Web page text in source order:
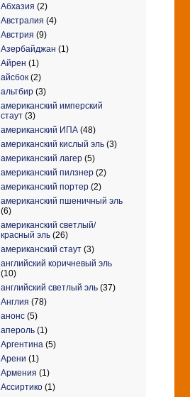
Абхазия (2)
Австралия (4)
Австрия (9)
Азербайджан (1)
Айрен (1)
айсбок (2)
альтбир (3)
американский имперский
стаут (3)
американский ИПА (48)
американский кислый эль (3)
американский лагер (5)
американский пилзнер (2)
американский портер (2)
американский пшеничный эль
(6)
американский светлый/
красный эль (26)
американский стаут (3)
английский коричневый эль
(10)
английский светлый эль (37)
Англия (78)
анонс (5)
апероль (1)
Аргентина (5)
Арени (1)
Армения (1)
Ассиртико (1)